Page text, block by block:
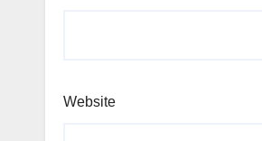
Website